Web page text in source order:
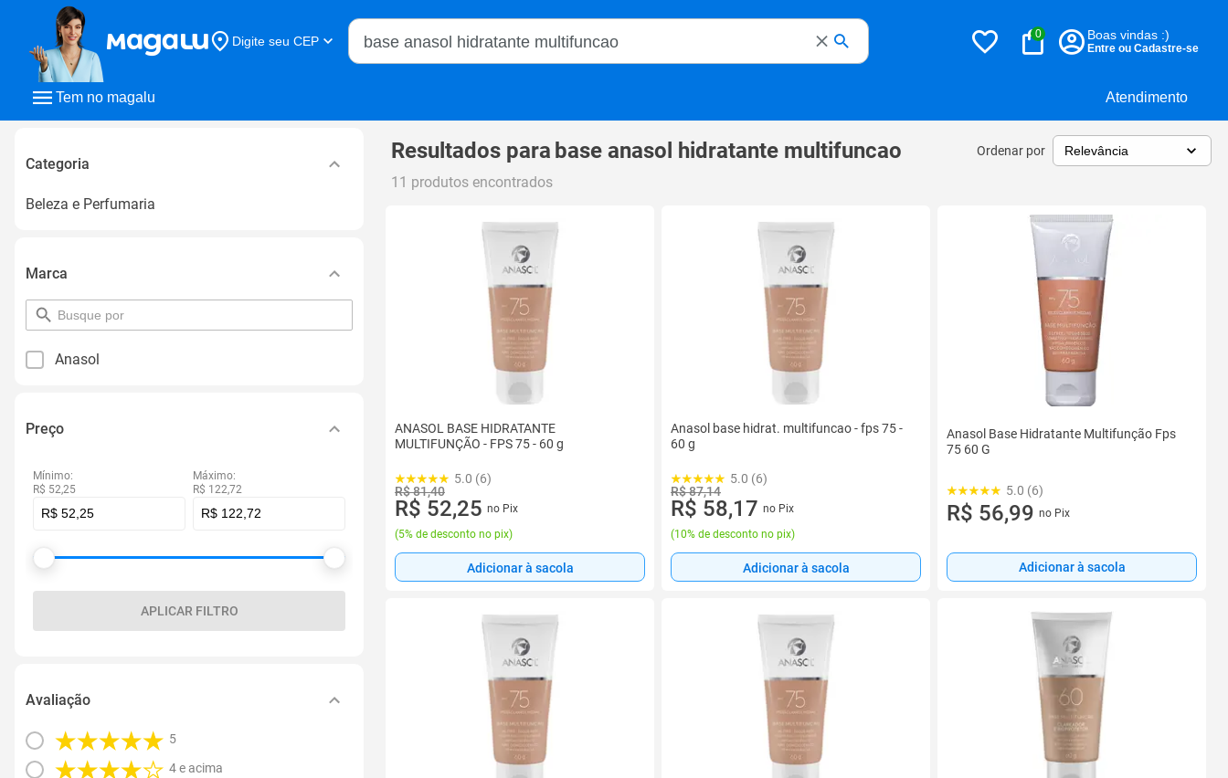
Tem no magalu Atendimento
Digite seu CEP
Buscar no Magalu
0 Boas vindas :)
Entre ou Cadastre-se
Categoria
Beleza e Perfumaria
Marca
pesquisar
por
Anasol
Preço
Mínimo:
R$ 52,25
Máximo:
R$ 122,72
APLICAR FILTRO
Avaliação
5
4 e acima
Resultados para base anasol hidratante multifuncao Ordenar por
11 produtos encontrados
ANASOL BASE HIDRATANTE
MULTIFUNÇÃO - FPS 75 - 60 g
5.0 (6)
R$ 81,40
R$ 52,25 no Pix
(5% de desconto no pix)
Adicionar à sacola
Anasol base hidrat. multifuncao - fps 75 -
60 g
5.0 (6)
R$ 87,14
R$ 58,17 no Pix
(10% de desconto no pix)
Adicionar à sacola
Anasol Base Hidratante Multifunção Fps
75 60 G
5.0 (6)
R$ 56,99 no Pix
Adicionar à sacola